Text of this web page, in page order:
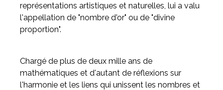
représentations artistiques et naturelles, lui a valu
l'appellation de "nombre d'or" ou de "divine
proportion".
Chargé de plus de deux mille ans de
mathématiques et d'autant de réflexions sur
l'harmonie et les liens qui unissent les nombres et